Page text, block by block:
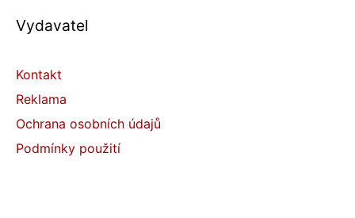
Vydavatel
Kontakt
Reklama
Ochrana osobních údajů
Podmínky použití